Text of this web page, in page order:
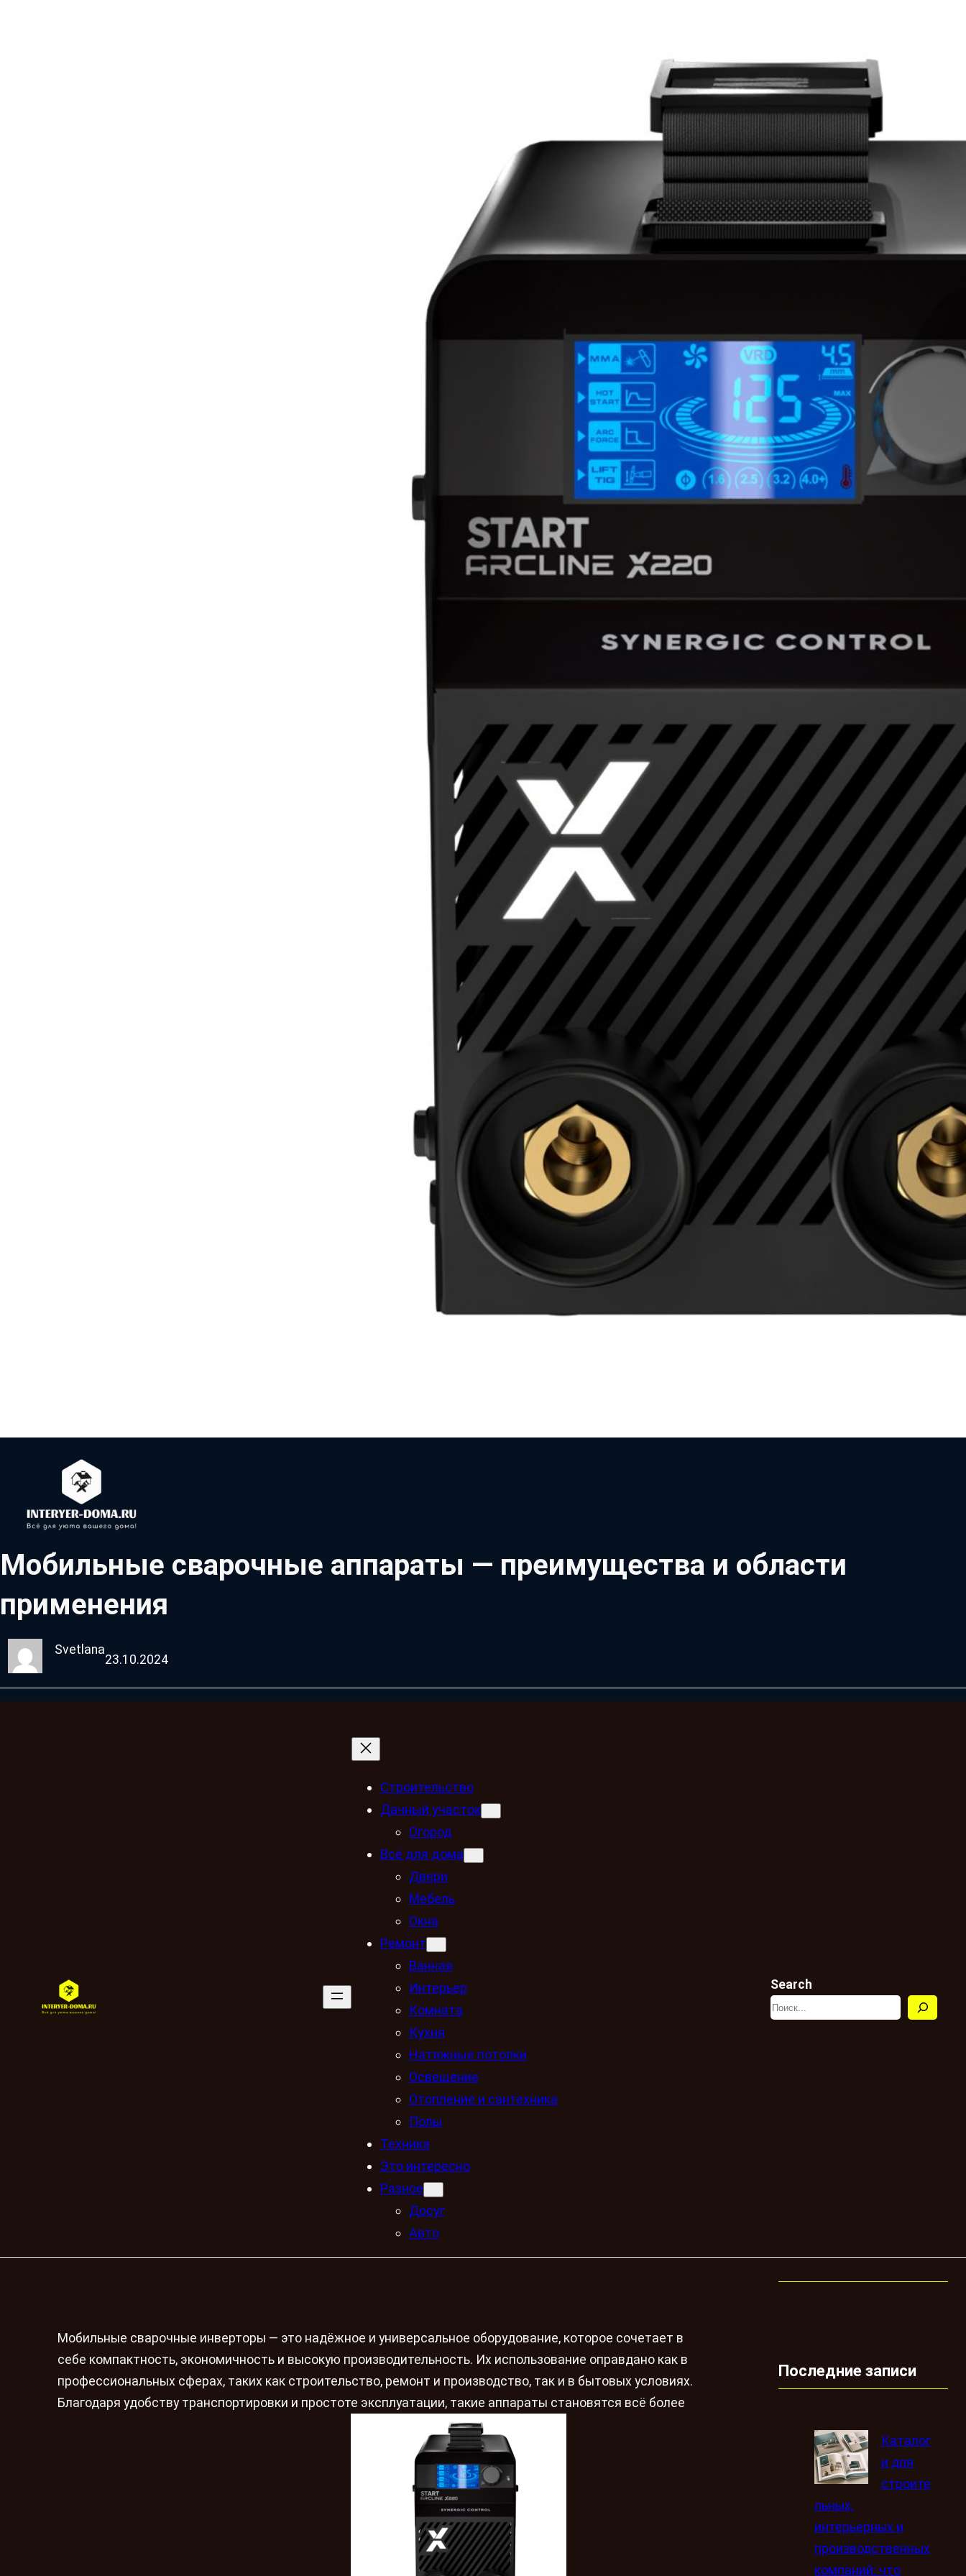
Мобильные сварочные аппараты — преимущества и области
применения
Svetlana
23.10.2024
Строительство
Дачный участок
Огород
Всё для дома
Двери
Мебель
Окна
Ремонт
Ванная
Интерьер
Комната
Кухня
Натяжные потолки
Освещение
Отопление и сантехника
Полы
Техника
Это интересно
Разное
Досуг
Авто
Search
Мобильные сварочные инверторы — это надёжное и универсальное оборудование, которое сочетает в
себе компактность, экономичность и высокую производительность. Их использование оправдано как в
профессиональных сферах, таких как строительство, ремонт и производство, так и в бытовых условиях.
Благодаря удобству транспортировки и простоте эксплуатации, такие аппараты становятся всё более
Последние записи
Каталог
и для
строите
льных,
интерьерных и
производственных
компаний: что